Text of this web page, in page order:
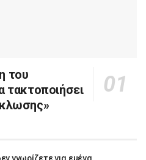
του
τακτοποιήσει